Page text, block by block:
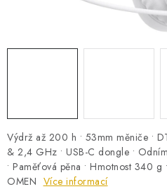
FIRMY,
Výdrž až 200 h • 53mm měniče •
& 2,4 GHz • USB-C dongle •
• Paměťová pěna • Hmotnost 340
OMEN Více informací